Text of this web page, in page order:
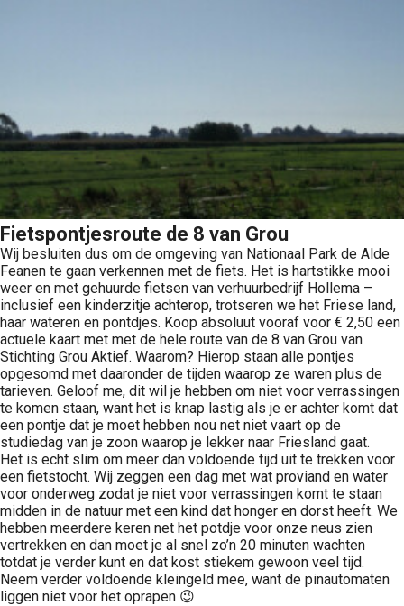
Fietspontjesroute de 8 van Grou
Wij besluiten dus om de omgeving van Nationaal Park de Alde
Feanen te gaan verkennen met de fiets. Het is hartstikke mooi
weer en met gehuurde fietsen van verhuurbedrijf Hollema –
inclusief een kinderzitje achterop, trotseren we het Friese land,
haar wateren en pontdjes. Koop absoluut vooraf voor € 2,50 een
actuele kaart met met de hele route van de 8 van Grou van
Stichting Grou Aktief. Waarom? Hierop staan alle pontjes
opgesomd met daaronder de tijden waarop ze waren plus de
tarieven. Geloof me, dit wil je hebben om niet voor verrassingen
te komen staan, want het is knap lastig als je er achter komt dat
een pontje dat je moet hebben nou net niet vaart op de
studiedag van je zoon waarop je lekker naar Friesland gaat.
Het is echt slim om meer dan voldoende tijd uit te trekken voor
een fietstocht. Wij zeggen een dag met wat proviand en water
voor onderweg zodat je niet voor verrassingen komt te staan
midden in de natuur met een kind dat honger en dorst heeft. We
hebben meerdere keren net het potdje voor onze neus zien
vertrekken en dan moet je al snel zo’n 20 minuten wachten
totdat je verder kunt en dat kost stiekem gewoon veel tijd.
Neem verder voldoende kleingeld mee, want de pinautomaten
liggen niet voor het oprapen 😉